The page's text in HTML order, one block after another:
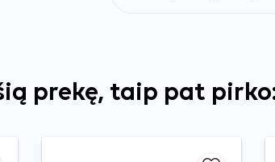
prekę, taip pat